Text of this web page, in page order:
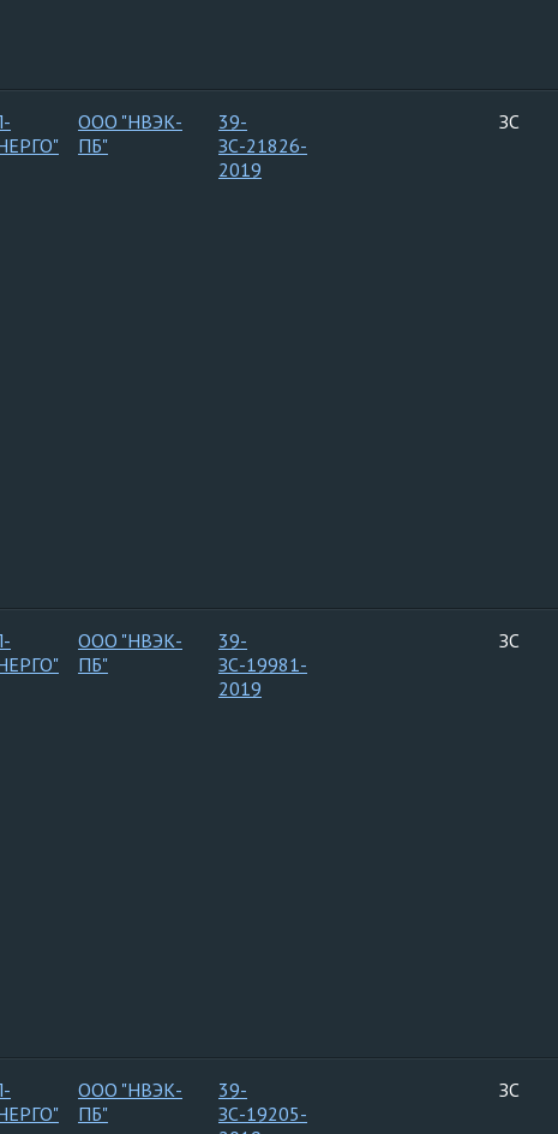
ООО "НВЭК-
ПБ"
39-
ЗС-21826-
2019
ЗС
ООО "НВЭК-
ПБ"
39-
ЗС-19981-
2019
ЗС
ООО "НВЭК-
ПБ"
39-
ЗС-19205-
ЗС